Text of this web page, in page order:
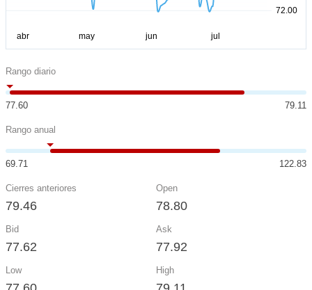
Rango diario
77.60 79.11
Rango anual
69.71 122.83
Cierres anteriores
79.46
Open
78.80
Bid
77.62
Ask
77.92
Low High